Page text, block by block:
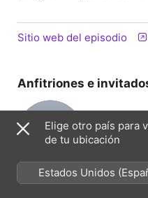
Sitio web del episodio
Anfitriones e
ВФ
Владимир
Фонарёв
Elige otro país para
de tu ubicación
Estados Unidos
México)